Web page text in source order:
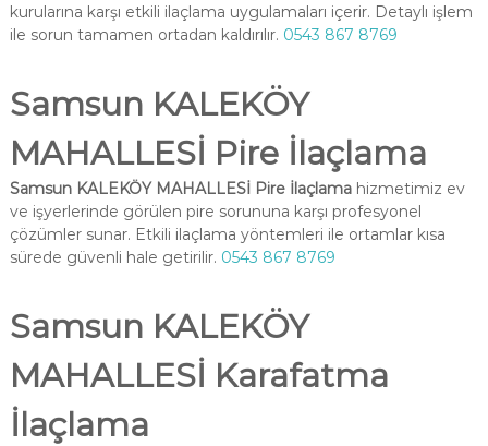
kurularına karşı etkili ilaçlama uygulamaları içerir. Detaylı işlem
ile sorun tamamen ortadan kaldırılır. 0543 867 8769
Samsun KALEKÖY
MAHALLESİ Pire İlaçlama
Samsun KALEKÖY MAHALLESİ Pire İlaçlamahizmetimiz ev
ve işyerlerinde görülen pire sorununa karşı profesyonel
çözümler sunar. Etkili ilaçlama yöntemleri ile ortamlar kısa
sürede güvenli hale getirilir. 0543 867 8769
Samsun KALEKÖY
MAHALLESİ Karafatma
İlaçlama